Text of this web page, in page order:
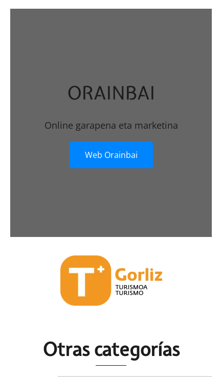
ORAINBAI
Online garapena eta marketina
Web Orainbai
Otras categorías